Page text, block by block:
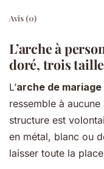
Avis (0)
L’arche à
doré, trois
L’arche de
ressemble à
structure est
en métal, blanc ou
laisser toute la